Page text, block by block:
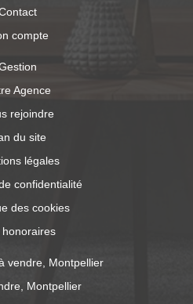
compte
Agence
rejoindre
du site
légales
confidentialité
des cookies
honoraires
vendre, Montpellier
Montpellier